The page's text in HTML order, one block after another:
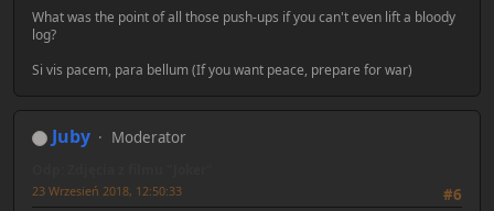
What was the point of all those push-ups if you can't even lift a bloody
log?
Si vis pacem, para bellum (If you want peace, prepare for war)
Juby Moderator
#6
23 Wrzesień 2018, 12:50:33